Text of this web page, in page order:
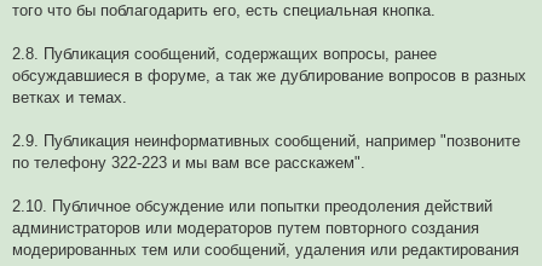
того что бы поблагодарить его, есть специальная кнопка.
2.8. Публикация сообщений, содержащих вопросы, ранее
обсуждавшиеся в форуме, а так же дублирование вопросов в разных
ветках и темах.
2.9. Публикация неинформативных сообщений, например "позвоните
по телефону 322-223 и мы вам все расскажем".
2.10. Публичное обсуждение или попытки преодоления действий
администраторов или модераторов путем повторного создания
модерированных тем или сообщений, удаления или редактирования